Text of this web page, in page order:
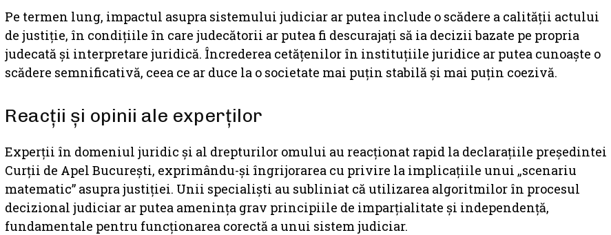
Pe termen lung, impactul asupra sistemului judiciar ar putea include o scădere a calității actului
de justiție, în condițiile în care judecătorii ar putea fi descurajați să ia decizii bazate pe propria
judecată și interpretare juridică. Încrederea cetățenilor în instituțiile juridice ar putea cunoaște o
scădere semnificativă, ceea ce ar duce la o societate mai puțin stabilă și mai puțin coezivă.
Reacții și opinii ale experților
Experții în domeniul juridic și al drepturilor omului au reacționat rapid la declarațiile președintei
Curții de Apel București, exprimându-și îngrijorarea cu privire la implicațiile unui „scenariu
matematic” asupra justiției. Unii specialiști au subliniat că utilizarea algoritmilor în procesul
decizional judiciar ar putea amenința grav principiile de imparțialitate și independență,
fundamentale pentru funcționarea corectă a unui sistem judiciar.